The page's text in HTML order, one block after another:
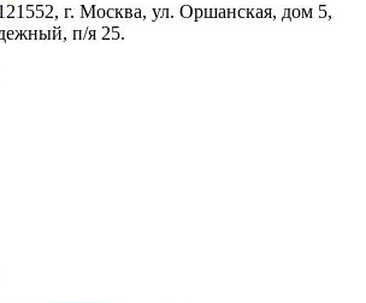
г. Москва, ул. Оршанская, дом 5,
п/я 25.